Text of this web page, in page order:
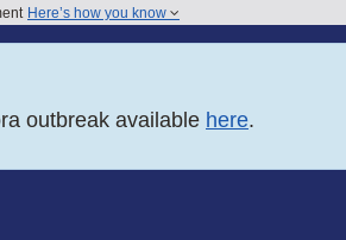
Here’s how you know
outbreak available here.